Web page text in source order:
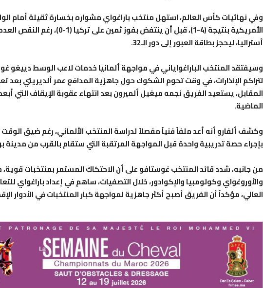
وفي نهائيات كأس العالم، استهل منتخب باراغواي مشواره بخسارة ثقيلة أمام
الأمريكية بنتيجة (4-1)، قبل أن ينتفض بفوز
أستراليا، ليحجز بطاقة العبور إلى دور الـ32.
وسيفتقد المنتخب الباراغواياني في مواجهة ألمانيا خدمات لاعب الوسط دييغو
لتراكم الإنذارات، في وقت تحوم الشكوك حول جاهزية المدافع عمر ألديريتي بعد
المقابل، يستعيد الفريق نجمه ميغيل ألميرون بعد انتهاء عقوبة الإيقاف التي
الماضية.
وكشف ألفارو أنه أعد ملفاً فنياً مفصلاً لدراسة المنتخب الألماني، رغم ضيق
بإجراء حصة تدريبية واحدة قبل المواجهة المرتقبة التي ستقام بالقرب من
من جانبه، شدد قائد المنتخب غوستافو على أن الاحتكاك المستمر بمنتخبات قوية،
والأوروغواي وكولومبيا والإكوادور، خلال التصفيات، ساهم في إعداد باراغواي
العالي، مؤكداً أن الفريق أصبح أكثر جاهزية لمواجهة كبار المنتخبات في الأدوار